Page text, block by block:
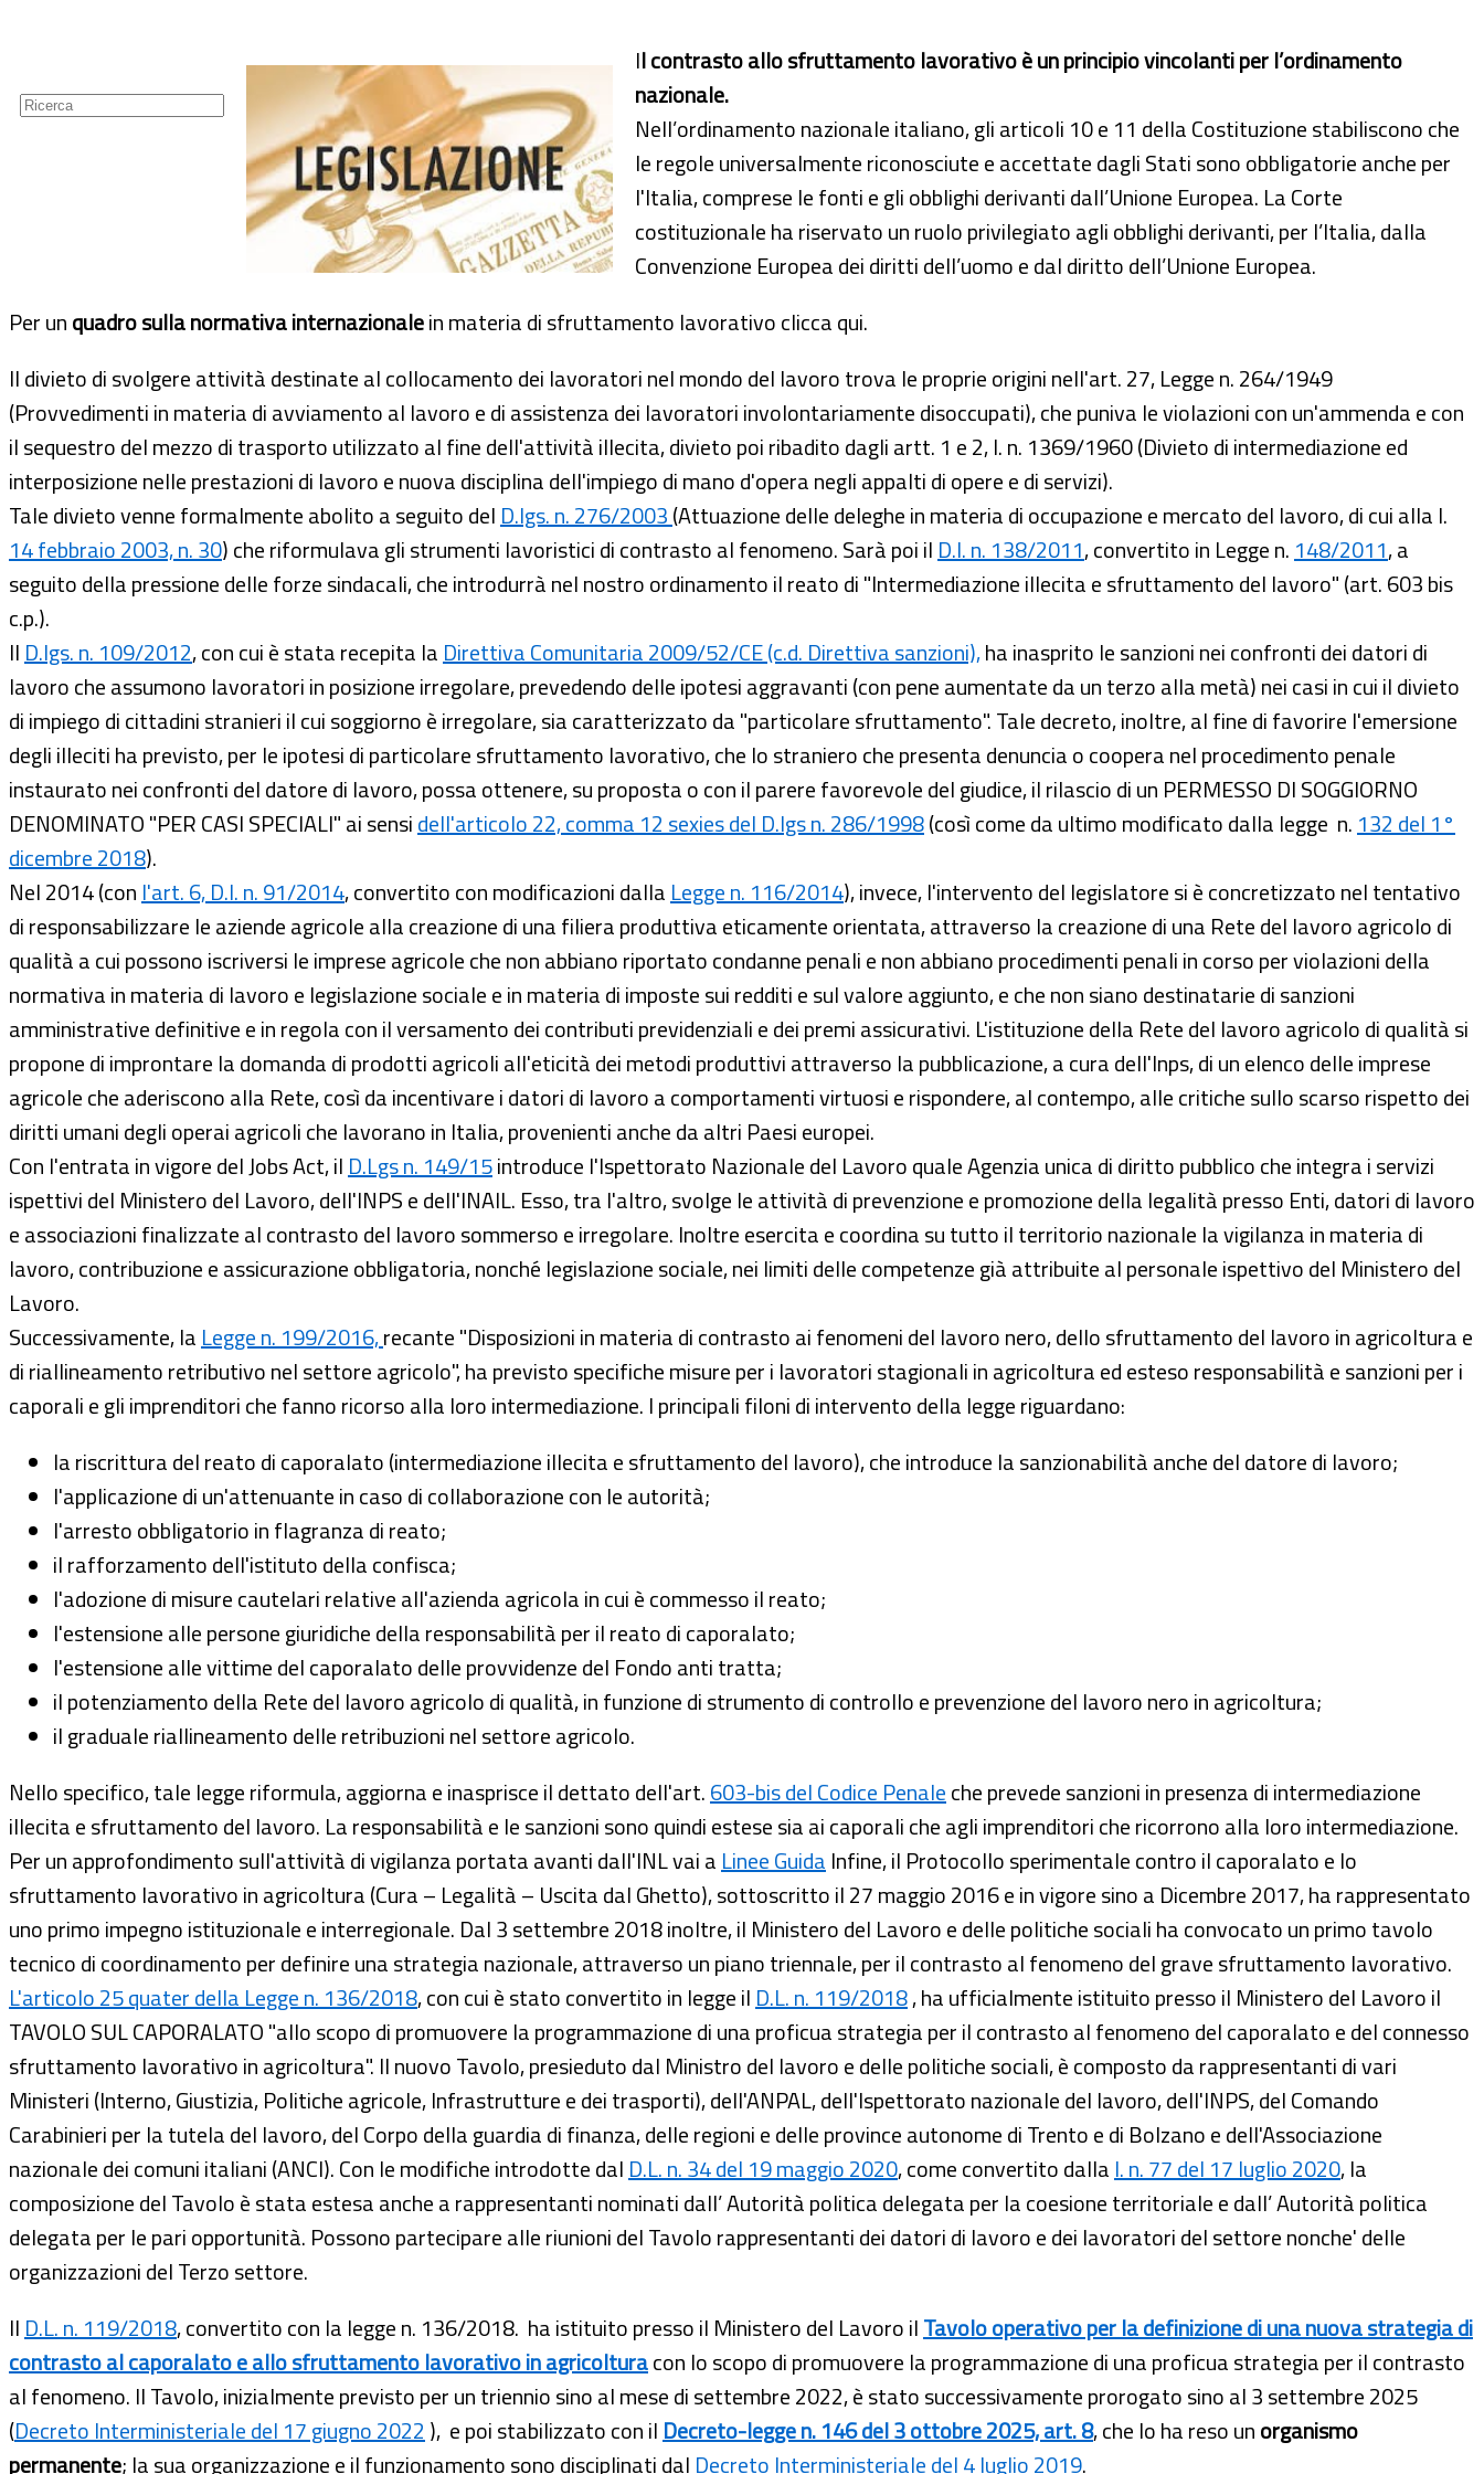
ll contrasto allo sfruttamento lavorativo è un principio vincolanti per l’ordinamento
nazionale.
Nell’ordinamento nazionale italiano, gli articoli 10 e 11 della Costituzione stabiliscono che
le regole universalmente riconosciute e accettate dagli Stati sono obbligatorie anche per
l'Italia, comprese le fonti e gli obblighi derivanti dall’Unione Europea. La Corte
costituzionale ha riservato un ruolo privilegiato agli obblighi derivanti, per l’Italia, dalla
Convenzione Europea dei diritti dell’uomo e dal diritto dell’Unione Europea.
Per unquadro sulla normativa internazionalein materia di sfruttamento lavorativo clicca qui.
ll divieto di svolgere attività destinate al collocamento dei lavoratori nel mondo del lavoro trova le proprie origini nell'art. 27, Legge n. 264/1949
(Provvedimenti in materia di avviamento al lavoro e di assistenza dei lavoratori involontariamente disoccupati), che puniva le violazioni con un'ammenda e con
il sequestro del mezzo di trasporto utilizzato al fine dell'attività illecita, divieto poi ribadito dagli artt. 1 e 2, l. n. 1369/1960 (Divieto di intermediazione ed
interposizione nelle prestazioni di lavoro e nuova disciplina dell'impiego di mano d'opera negli appalti di opere e di servizi).
Tale divieto venne formalmente abolito a seguito del D.lgs. n. 276/2003(Attuazione delle deleghe in materia di occupazione e mercato del lavoro, di cui alla l.
14 febbraio 2003, n. 30) che riformulava gli strumenti lavoristici di contrasto al fenomeno. Sarà poi il D.l. n. 138/2011, convertito in Legge n. 148/2011, a
seguito della pressione delle forze sindacali, che introdurrà nel nostro ordinamento il reato di "Intermediazione illecita e sfruttamento del lavoro" (art. 603 bis
c.p.).
Il D.lgs. n. 109/2012, con cui è stata recepita la Direttiva Comunitaria 2009/52/CE (c.d. Direttiva sanzioni),ha inasprito le sanzioni nei confronti dei datori di
lavoro che assumono lavoratori in posizione irregolare, prevedendo delle ipotesi aggravanti (con pene aumentate da un terzo alla metà) nei casi in cui il divieto
di impiego di cittadini stranieri il cui soggiorno è irregolare, sia caratterizzato da "particolare sfruttamento". Tale decreto, inoltre, al fine di favorire l'emersione
degli illeciti ha previsto, per le ipotesi di particolare sfruttamento lavorativo, che lo straniero che presenta denuncia o coopera nel procedimento penale
instaurato nei confronti del datore di lavoro, possa ottenere, su proposta o con il parere favorevole del giudice, il rilascio di un PERMESSO DI SOGGIORNO
DENOMINATO "PER CASI SPECIALI" ai sensidell'articolo 22, comma 12 sexies del D.lgs n. 286/1998(così come da ultimo modificato dalla legge n. 132 del 1°
dicembre 2018).
Nel 2014 (con l'art. 6, D.l. n. 91/2014, convertito con modificazioni dalla Legge n. 116/2014), invece, l'intervento del legislatore si è concretizzato nel tentativo
di responsabilizzare le aziende agricole alla creazione di una filiera produttiva eticamente orientata, attraverso la creazione di una Rete del lavoro agricolo di
qualità a cui possono iscriversi le imprese agricole che non abbiano riportato condanne penali e non abbiano procedimenti penali in corso per violazioni della
normativa in materia di lavoro e legislazione sociale e in materia di imposte sui redditi e sul valore aggiunto, e che non siano destinatarie di sanzioni
amministrative definitive e in regola con il versamento dei contributi previdenziali e dei premi assicurativi. L'istituzione della Rete del lavoro agricolo di qualità si
propone di improntare la domanda di prodotti agricoli all'eticità dei metodi produttivi attraverso la pubblicazione, a cura dell'Inps, di un elenco delle imprese
agricole che aderiscono alla Rete, così da incentivare i datori di lavoro a comportamenti virtuosi e rispondere, al contempo, alle critiche sullo scarso rispetto dei
diritti umani degli operai agricoli che lavorano in Italia, provenienti anche da altri Paesi europei.
Con l'entrata in vigore del Jobs Act, il D.Lgs n. 149/15introduce l'Ispettorato Nazionale del Lavoro quale Agenzia unica di diritto pubblico che integra i servizi
ispettivi del Ministero del Lavoro, dell'INPS e dell'INAIL. Esso, tra l'altro, svolge le attività di prevenzione e promozione della legalità presso Enti, datori di lavoro
e associazioni finalizzate al contrasto del lavoro sommerso e irregolare. Inoltre esercita e coordina su tutto il territorio nazionale la vigilanza in materia di
lavoro, contribuzione e assicurazione obbligatoria, nonché legislazione sociale, nei limiti delle competenze già attribuite al personale ispettivo del Ministero del
Lavoro.
Successivamente, la Legge n. 199/2016,recante "Disposizioni in materia di contrasto ai fenomeni del lavoro nero, dello sfruttamento del lavoro in agricoltura e
di riallineamento retributivo nel settore agricolo", ha previsto specifiche misure per i lavoratori stagionali in agricoltura ed esteso responsabilità e sanzioni per i
caporali e gli imprenditori che fanno ricorso alla loro intermediazione. I principali filoni di intervento della legge riguardano:
la riscrittura del reato di caporalato (intermediazione illecita e sfruttamento del lavoro), che introduce la sanzionabilità anche del datore di lavoro;
l'applicazione di un'attenuante in caso di collaborazione con le autorità;
l'arresto obbligatorio in flagranza di reato;
il rafforzamento dell'istituto della confisca;
l'adozione di misure cautelari relative all'azienda agricola in cui è commesso il reato;
l'estensione alle persone giuridiche della responsabilità per il reato di caporalato;
l'estensione alle vittime del caporalato delle provvidenze del Fondo anti tratta;
il potenziamento della Rete del lavoro agricolo di qualità, in funzione di strumento di controllo e prevenzione del lavoro nero in agricoltura;
il graduale riallineamento delle retribuzioni nel settore agricolo.
Nello specifico, tale legge riformula, aggiorna e inasprisce il dettato dell'art.603-bis del Codice Penaleche prevede sanzioni in presenza di intermediazione
illecita e sfruttamento del lavoro. La responsabilità e le sanzioni sono quindi estese sia ai caporali che agli imprenditori che ricorrono alla loro intermediazione.
Per un approfondimento sull'attività di vigilanza portata avanti dall'INL vai a Linee Guida Infine, il Protocollo sperimentale contro il caporalato e lo
sfruttamento lavorativo in agricoltura (Cura – Legalità – Uscita dal Ghetto), sottoscritto il 27 maggio 2016 e in vigore sino a Dicembre 2017, ha rappresentato
uno primo impegno istituzionale e interregionale. Dal 3 settembre 2018 inoltre, il Ministero del Lavoro e delle politiche sociali ha convocato un primo tavolo
tecnico di coordinamento per definire una strategia nazionale, attraverso un piano triennale, per il contrasto al fenomeno del grave sfruttamento lavorativo.
L'articolo 25 quater della Legge n. 136/2018, con cui è stato convertito in legge il D.L. n. 119/2018, ha ufficialmente istituito presso il Ministero del Lavoro il
TAVOLO SUL CAPORALATO "allo scopo di promuovere la programmazione di una proficua strategia per il contrasto al fenomeno del caporalato e del connesso
sfruttamento lavorativo in agricoltura". Il nuovo Tavolo, presieduto dal Ministro del lavoro e delle politiche sociali, è composto da rappresentanti di vari
Ministeri (Interno, Giustizia, Politiche agricole, Infrastrutture e dei trasporti), dell'ANPAL, dell'Ispettorato nazionale del lavoro, dell'INPS, del Comando
Carabinieri per la tutela del lavoro, del Corpo della guardia di finanza, delle regioni e delle province autonome di Trento e di Bolzano e dell'Associazione
nazionale dei comuni italiani (ANCI). Con le modifiche introdotte dal D.L. n. 34 del 19 maggio 2020, come convertito dalla l. n. 77 del 17 luglio 2020, la
composizione del Tavolo è stata estesa anche a rappresentanti nominati dall’ Autorità politica delegata per la coesione territoriale e dall’ Autorità politica
delegata per le pari opportunità. Possono partecipare alle riunioni del Tavolo rappresentanti dei datori di lavoro e dei lavoratori del settore nonche' delle
organizzazioni del Terzo settore.
Il D.L. n. 119/2018, convertito con la legge n. 136/2018. ha istituito presso il Ministero del Lavoro ilTavolo operativo per la definizione di una nuova strategia di
contrasto al caporalato e allo sfruttamento lavorativo in agricolturacon lo scopo di promuovere la programmazione di una proficua strategia per il contrasto
al fenomeno. Il Tavolo, inizialmente previsto per un triennio sino al mese di settembre 2022,è stato successivamenteprorogatosinoal 3 settembre 2025
(Decreto Interministeriale del 17 giugno 2022 ), e poi stabilizzato con il Decreto-legge n. 146 del 3 ottobre 2025, art. 8, che lo ha reso unorganismo
permanente; la sua organizzazione e il funzionamento sono disciplinati dal Decreto Interministeriale del 4 luglio 2019.